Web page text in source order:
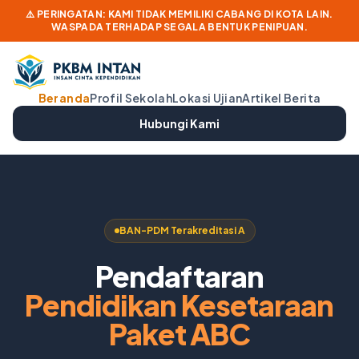
⚠️ PERINGATAN: KAMI TIDAK MEMILIKI CABANG DI KOTA LAIN.
WASPADA TERHADAP SEGALA BENTUK PENIPUAN.
BerandaProfil SekolahLokasi UjianArtikel Berita
Hubungi Kami
BAN-PDM Terakreditasi A
Pendaftaran
Pendidikan Kesetaraan
Paket ABC